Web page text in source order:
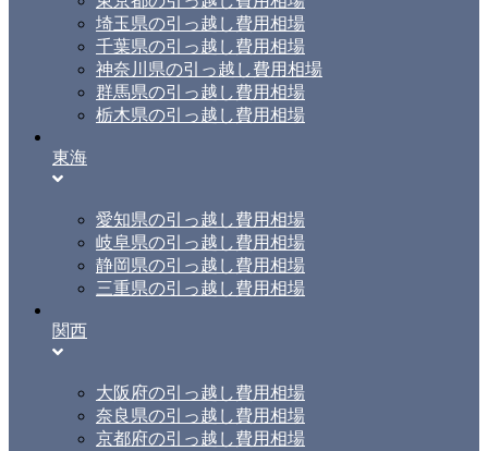
埼玉県の引っ越し費用相場
千葉県の引っ越し費用相場
神奈川県の引っ越し費用相場
群馬県の引っ越し費用相場
栃木県の引っ越し費用相場
東海
愛知県の引っ越し費用相場
岐阜県の引っ越し費用相場
静岡県の引っ越し費用相場
三重県の引っ越し費用相場
関西
大阪府の引っ越し費用相場
奈良県の引っ越し費用相場
京都府の引っ越し費用相場